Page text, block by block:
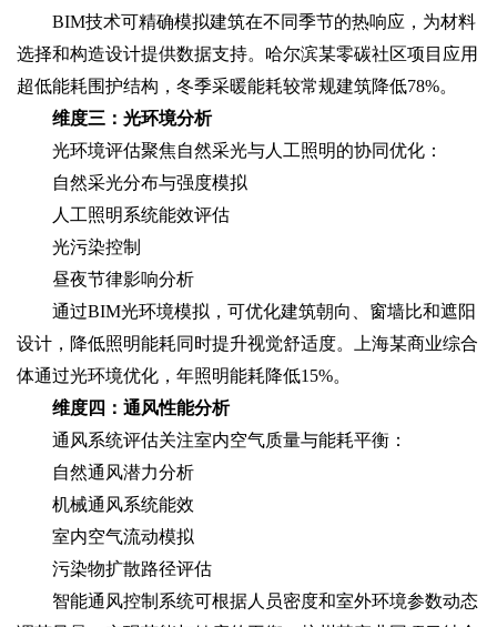
BIM技术可精确模拟建筑在不同季节的热响应，为材料
选择和构造设计提供数据支持。哈尔滨某零碳社区项目应用
超低能耗围护结构，冬季采暖能耗较常规建筑降低78%。
维度三：光环境分析
光环境评估聚焦自然采光与人工照明的协同优化：
自然采光分布与强度模拟
人工照明系统能效评估
光污染控制
昼夜节律影响分析
通过BIM光环境模拟，可优化建筑朝向、窗墙比和遮阳
设计，降低照明能耗同时提升视觉舒适度。上海某商业综合
体通过光环境优化，年照明能耗降低15%。
维度四：通风性能分析
通风系统评估关注室内空气质量与能耗平衡：
自然通风潜力分析
机械通风系统能效
室内空气流动模拟
污染物扩散路径评估
智能通风控制系统可根据人员密度和室外环境参数动态